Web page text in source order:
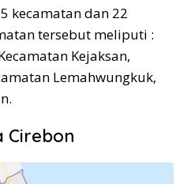
kecamatan dan 22
tersebut meliputi :
Kejaksan,
Lemahwungkuk,
Cirebon